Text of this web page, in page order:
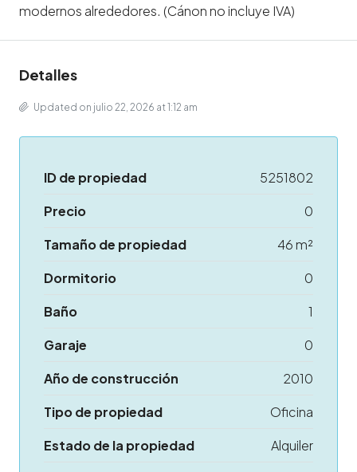
modernos alrededores. (Cánon no incluye IVA)
Detalles
Updated on julio 22, 2026 at 1:12 am
ID de propiedad
5251802
Precio
0
Tamaño de propiedad
46 m²
Dormitorio
0
Baño
1
Garaje
0
Año de construcción
2010
Tipo de propiedad
Oficina
Estado de la propiedad
Alquiler